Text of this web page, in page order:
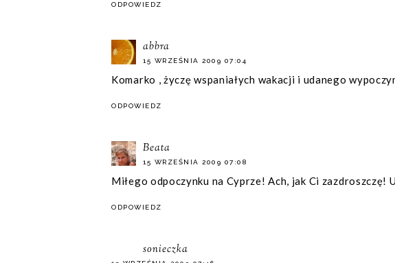
ODPOWIEDZ
abbra
15 WRZEŚNIA 2009 07:04
Komarko , życzę wspaniałych wakacji i udanego
ODPOWIEDZ
Beata
15 WRZEŚNIA 2009 07:08
Miłego odpoczynku na Cyprze! Ach, jak Ci zazdroszczę!
ODPOWIEDZ
sonieczka